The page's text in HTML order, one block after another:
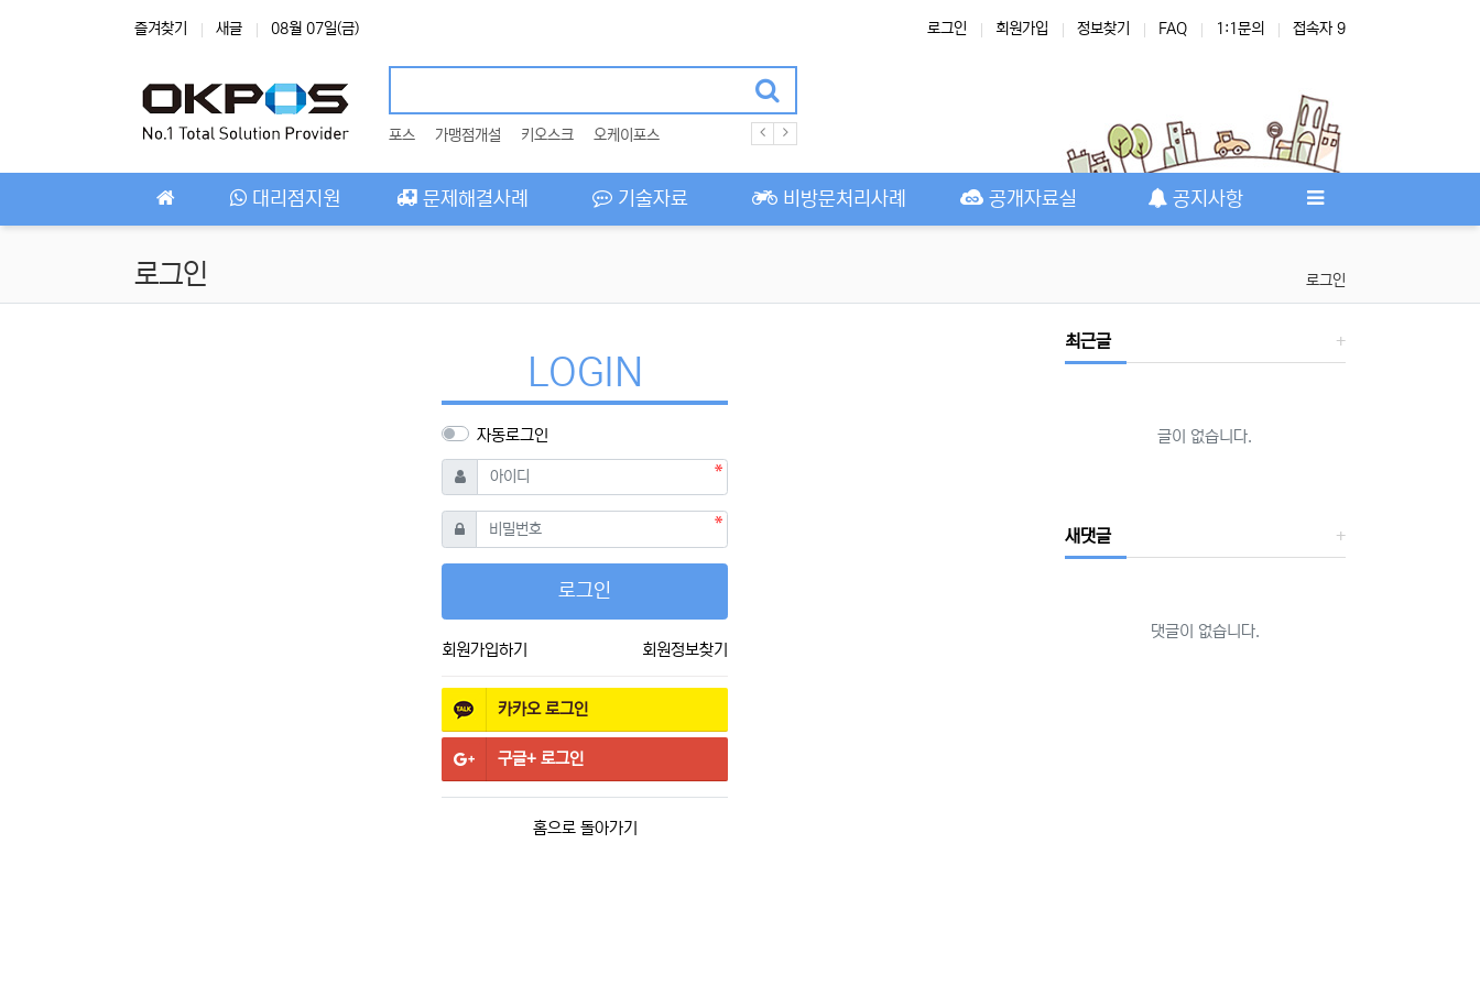
즐겨찾기 새글 08월 07일(금) 로그인 회원가입 정보찾기 FAQ 1:1문의 접속자 9
포스 가맹점개설 키오스크 오케이포스
대리점지원 문제해결사례 기술자료 비방문처리사례 공개자료실 공지사항
로그인 로그인
LOGIN
자동로그인
아이디
필수
비밀번호필수
로그인
회원가입하기 회원정보찾기
카카오로그인
구글+ 로그인
홈으로 돌아가기
최근글
글이 없습니다.
새댓글
댓글이 없습니다.